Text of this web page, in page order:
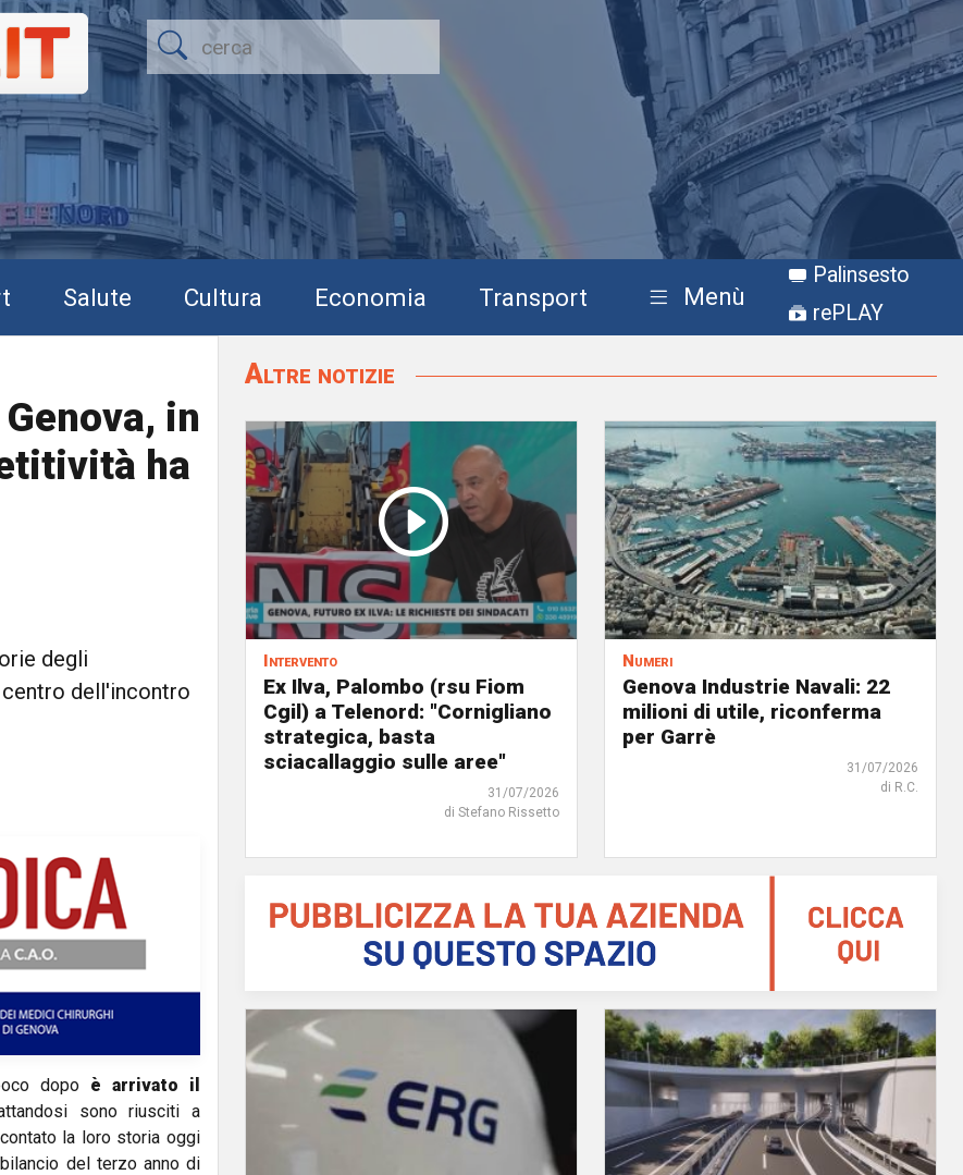
Salute Cultura Economia Transport Menù
Palinsesto
rePLAY
in
ha
degli
centro dell'incontro
dopo è arrivato il
sono riusciti a
la loro storia oggi
del terzo anno di
Altre notizie
Intervento
Ex Ilva, Palombo (rsu Fiom
Cgil) a Telenord: "Cornigliano
strategica, basta
sciacallaggio sulle aree"
31/07/2026
di Stefano Rissetto
Numeri
Genova Industrie Navali: 22
milioni di utile, riconferma
per Garrè
31/07/2026
di R.C.